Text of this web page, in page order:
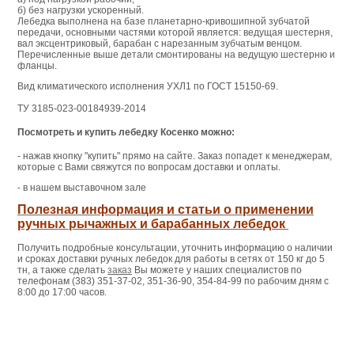
б) без нагрузки ускоренный.
Лебедка выполнена на базе планетарно-кривошипной зубчатой
передачи, основными частями которой является: ведущая шестерня,
вал эксцентриковый, барабан с нарезанным зубчатым венцом.
Перечисленные выше детали смонтированы на ведущую шестерню и
фланцы.
Вид климатического исполнения УХЛ1 по ГОСТ 15150-69.
ТУ 3185-023-00184939-2014
Посмотреть и купить лебедку Косенко можно:
- нажав кнопку "купить" прямо на сайте. Заказ попадет к менеджерам,
которые с Вами свяжутся по вопросам доставки и оплаты.
- в нашем выставочном зале
Полезная информация и статьи о применении
ручных рычажных и барабанных лебедок
Получить подробные консультации, уточнить информацию о наличии
и сроках доставки ручных лебедок для работы в сетях от 150 кг до 5
тн, а также сделать заказ Вы можете у наших специалистов по
телефонам (383) 351-37-02, 351-36-90, 354-84-99 по рабочим дням с
8:00 до 17:00 часов.